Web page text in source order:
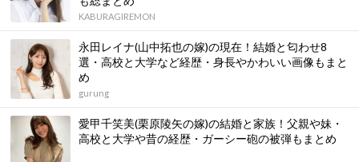
KABURAGIREMON
永田レイナ(山中拓也の嫁)の現在！結婚と匂わせ8
選・高校と大学など経歴・身長やかわいい画像もまと
め
gurung
愛甲千笑美(栗原陵矢の嫁)の結婚と家族！父親や妹・
高校と大学や昔の経歴・ガーシー砲の被弾もまとめ